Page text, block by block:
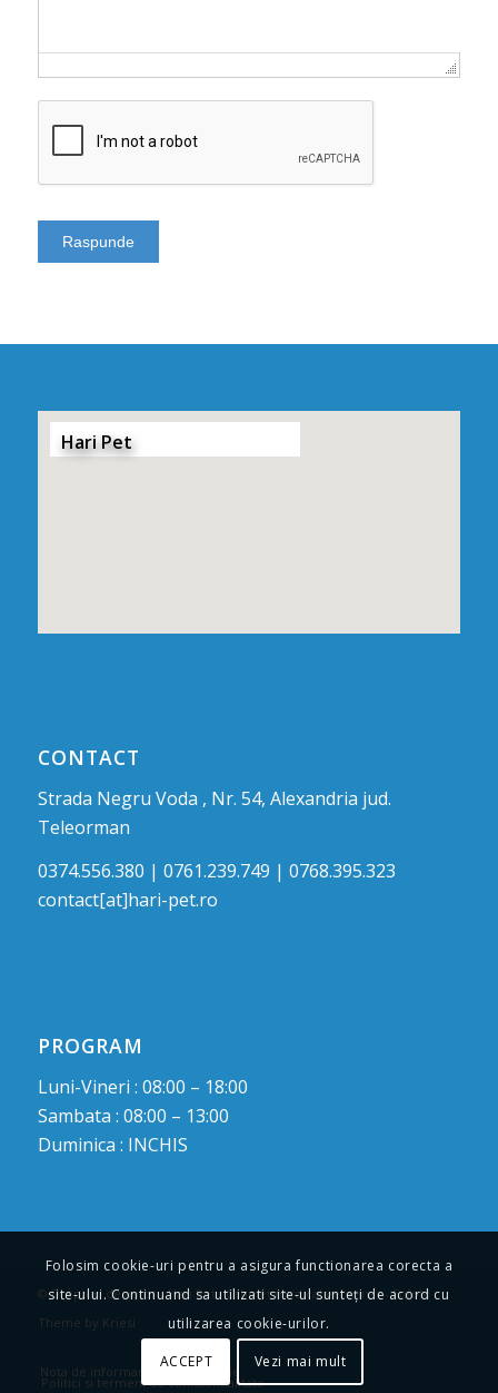
Hari Pet
CONTACT
Strada Negru Voda , Nr. 54, Alexandria jud.
Teleorman
0374.556.380 | 0761.239.749 | 0768.395.323
contact[at]hari-pet.ro
PROGRAM
Luni-Vineri : 08:00 – 18:00
Sambata : 08:00 – 13:00
Duminica : INCHIS
© Drepturi de autor -Hari Pet : Cabinet medical veterinar-Enfold
Theme by Kriesi
Nota de informare privind cookie
Politici si termeni de confidentialitate
Folosim cookie-uri pentru a asigura functionarea corecta a
site-ului. Continuand sa utilizati site-ul sunteți de acord cu
utilizarea cookie-urilor.
ACCEPT Vezi mai mult